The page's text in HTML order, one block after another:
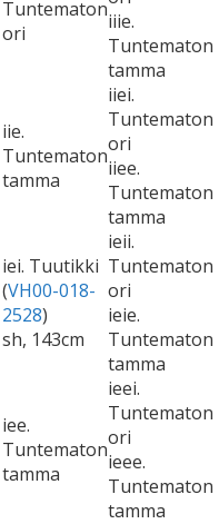
Tuntematon
ori
iiie.
Tuntematon
tamma
iie.
Tuntematon
tamma
iiei.
Tuntematon
ori
iiee.
Tuntematon
tamma
iei. Tuutikki
(VH00-018-
2528)
sh, 143cm
ieii.
Tuntematon
ori
ieie.
Tuntematon
tamma
iee.
Tuntematon
tamma
ieei.
Tuntematon
ori
ieee.
Tuntematon
tamma